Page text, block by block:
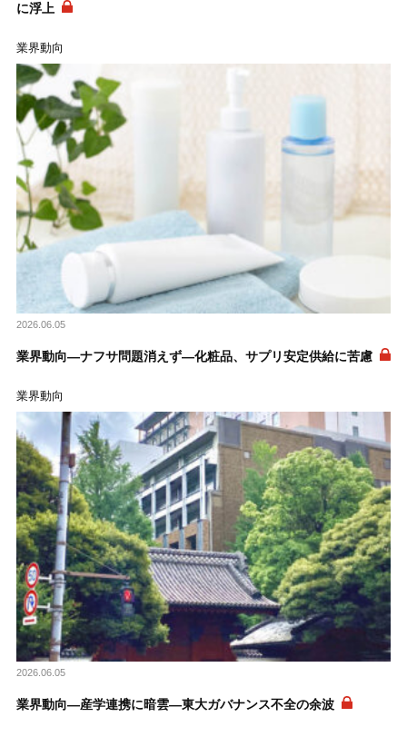
に浮上
業界動向
2026.06.05
業界動向―ナフサ問題消えず―化粧品、サプリ安定供給に苦慮
業界動向
2026.06.05
業界動向―産学連携に暗雲―東大ガバナンス不全の余波